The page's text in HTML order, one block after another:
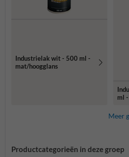
Industrielak wit - 500 ml -
mat/hoogglans
ml
Meer
Productcategorieën in deze groep